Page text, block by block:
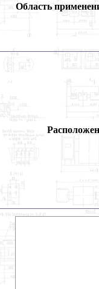
Область